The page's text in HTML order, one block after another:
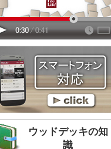
ウッドデッキの知
識